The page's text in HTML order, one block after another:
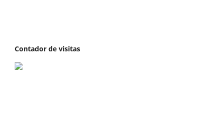
Contador de visitas